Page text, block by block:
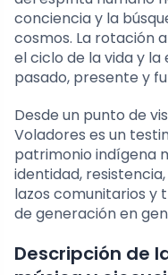
conciencia y la
cosmos. La rotación
el ciclo de la vida y
pasado, presente y
Desde un punto de
Voladores es un
patrimonio indígena
identidad,
lazos comunitarios y
de generación en
Descripción de